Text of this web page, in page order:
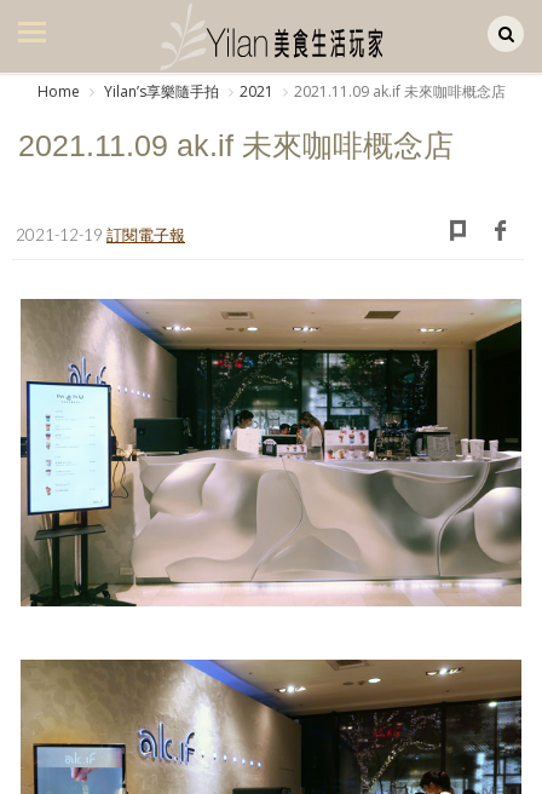
美食集
生活風
書房集
日記簿
餐桌週記
享樂隨手拍
照相簿
創意出版服務
歷史區
關於Yilan
Home Yilanʼs享樂隨手拍 2021 2021.11.09 ak.if 未來咖啡概念店
2021.11.09 ak.if 未來咖啡概念店
2021-12-19 訂閱電子報